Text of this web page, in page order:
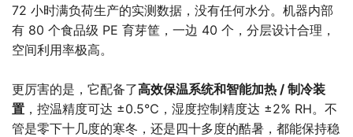
72 小时满负荷生产的实测数据，没有任何水分。机器内部
有 80 个食品级 PE 育芽筐，一边 40 个，分层设计合理，
空间利用率极高。
更厉害的是，它配备了高效保温系统和智能加热 / 制冷装
置 ，控温精度可达 ±0.5℃，湿度控制精度达 ±2% RH。不
管是零下十几度的寒冬，还是四十多度的酷暑，都能保持稳